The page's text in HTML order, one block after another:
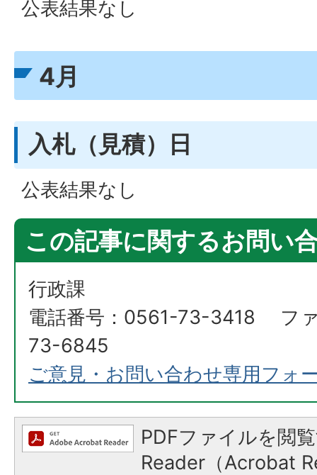
公表結果なし
4月
入札（見積）日
公表結果なし
この記事に関するお問い
行政課
電話番号：0561-73-3418 フ
73-6845
ご意見・お問い合わせ専用フォ
PDFファイルを閲
Reader（Acrobat